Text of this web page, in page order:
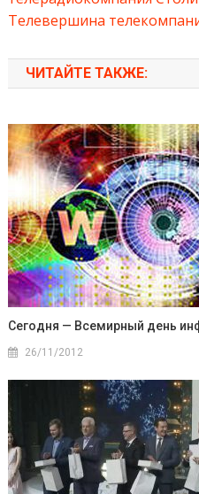
Телевершина
ЧИТАЙТЕ ТАКЖЕ:
Сегодня — Всемирный день
26/11/2012